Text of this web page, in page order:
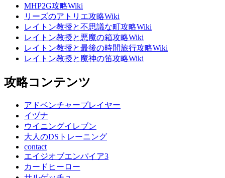
MHP2G攻略Wiki
リーズのアトリエ攻略Wiki
レイトン教授と不思議な町攻略Wiki
レイトン教授と悪魔の箱攻略Wiki
レイトン教授と最後の時間旅行攻略Wiki
レイトン教授と魔神の笛攻略Wiki
攻略コンテンツ
アドベンチャープレイヤー
イヅナ
ウイニングイレブン
大人のDSトレーニング
contact
エイジオブエンパイア3
カードヒーロー